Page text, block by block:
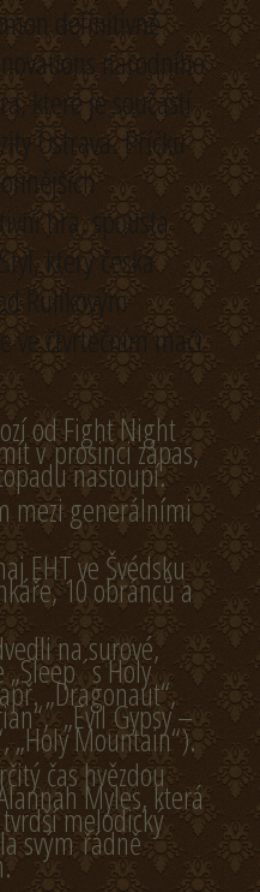
definitivně
národního
které je součástí
Ostrava. Příčku
hra, spousta
který česká
Rulíkovým
ve čtvrtečním mači
od Fight Night
v prosinci zápas,
nastoupí.
mezi generálními
EHT ve Švédsku
10 obránců a
na surové,
Holy
„Dragonaut“,
„Evil Gypsy –
„Holy Mountain“).
čas hvězdou
Myles, která
melodický
svým řádně